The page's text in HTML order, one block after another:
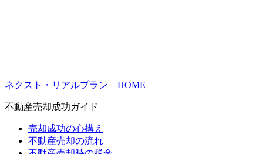
ネクスト・リアルプラン HOME
不動産売却成功ガイド
売却成功の心構え
不動産売却の流れ